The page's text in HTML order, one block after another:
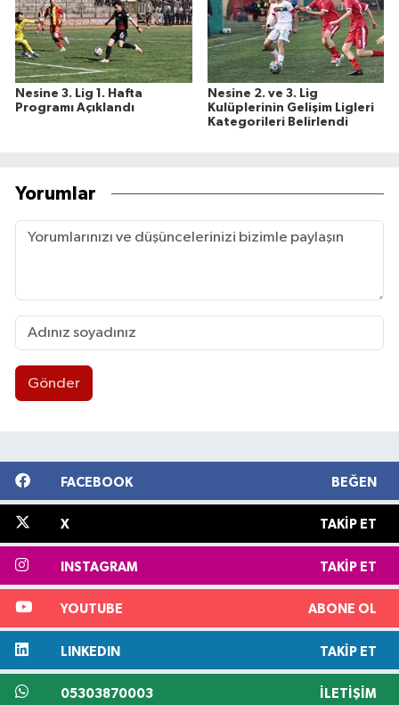
Nesine 3. Lig 1. Hafta
Programı Açıklandı
Nesine 2. ve 3. Lig
Kulüplerinin Gelişim Ligleri
Kategorileri Belirlendi
Yorumlar
Gönder
FACEBOOK BEĞEN
X TAKIP ET
INSTAGRAM TAKIP ET
YOUTUBE ABONE OL
LINKEDIN TAKIP ET
05303870003 İLETIŞIM